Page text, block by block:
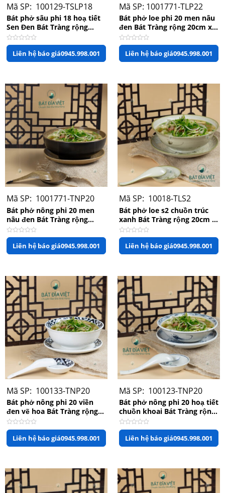
Bát phở sen đỏ kèm đĩa lót đồng bộ
Thông số kỹ thuật sản phẩm
Mã SP: 100129-TSLP18
Bát phở sâu phi 18 hoạ tiết
Sen Đen Bát Tràng rộng
18cm x 8cm
Được
xếp
hạng
Liên hệ báo giá0945.998.001
Mã SP: 1001771-TLP22
Bát phở loe phi 20 men nâu
đen Bát Tràng rộng 20cm x
cao 7cm
Được
xếp
hạng
Liên hệ báo giá0945.998.001
Mã SP: 1001771-TNP20
Bát phở nông phi 20 men
nâu đen Bát Tràng rộng
20cm x 8cm
Được
xếp
hạng
Liên hệ báo giá0945.998.001
Mã SP: 10018-TLS2
Bát phở loe s2 chuồn trúc
xanh Bát Tràng rộng 20cm x
cao 7cm
Được
xếp
hạng
Liên hệ báo giá0945.998.001
Mã SP: 100133-TNP20
Bát phở nông phi 20 viền
đen vẽ hoa Bát Tràng rộng
20cm x 8cm
Được
xếp
hạng
Liên hệ báo giá0945.998.001
Mã SP: 100123-TNP20
Bát phở nông phi 20 hoạ tiết
chuồn khoai Bát Tràng rộng
20cm x 6,5cm
Được
xếp
hạng
Liên hệ báo giá0945.998.001